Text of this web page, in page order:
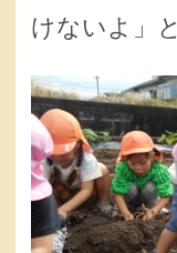
けないよ」